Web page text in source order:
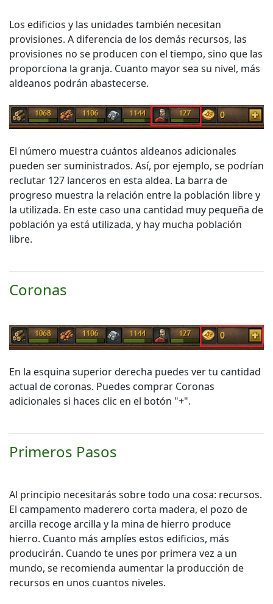
Los edificios y las unidades también necesitan
provisiones. A diferencia de los demás recursos, las
provisiones no se producen con el tiempo, sino que las
proporciona la granja. Cuanto mayor sea su nivel, más
aldeanos podrán abastecerse.
El número muestra cuántos aldeanos adicionales
pueden ser suministrados. Así, por ejemplo, se podrían
reclutar 127 lanceros en esta aldea. La barra de
progreso muestra la relación entre la población libre y
la utilizada. En este caso una cantidad muy pequeña de
población ya está utilizada, y hay mucha población
libre.
Coronas
En la esquina superior derecha puedes ver tu cantidad
actual de coronas. Puedes comprar Coronas
adicionales si haces clic en el botón "+".
Primeros Pasos
Al principio necesitarás sobre todo una cosa: recursos.
El campamento maderero corta madera, el pozo de
arcilla recoge arcilla y la mina de hierro produce
hierro. Cuanto más amplíes estos edificios, más
producirán. Cuando te unes por primera vez a un
mundo, se recomienda aumentar la producción de
recursos en unos cuantos niveles.